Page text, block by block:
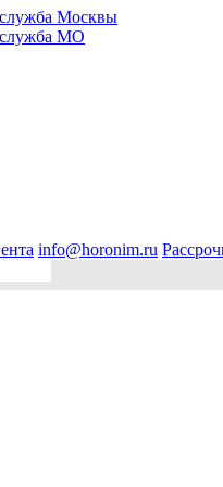
служба Москвы
служба МО
info@horonim.ru